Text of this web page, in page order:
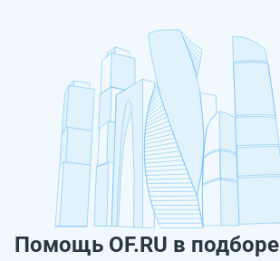
Помощь OF.RU в подборе